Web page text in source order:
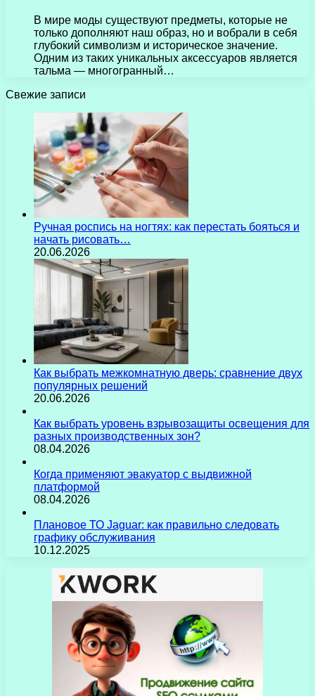
В мире моды существуют предметы, которые не
только дополняют наш образ, но и вобрали в себя
глубокий символизм и историческое значение.
Одним из таких уникальных аксессуаров является
тальма — многогранный…
Свежие записи
Ручная роспись на ногтях: как перестать бояться и
начать рисовать…
20.06.2026
Как выбрать межкомнатную дверь: сравнение двух
популярных решений
20.06.2026
Как выбрать уровень взрывозащиты освещения для
разных производственных зон?
08.04.2026
Когда применяют эвакуатор с выдвижной
платформой
08.04.2026
Плановое ТО Jaguar: как правильно следовать
графику обслуживания
10.12.2025